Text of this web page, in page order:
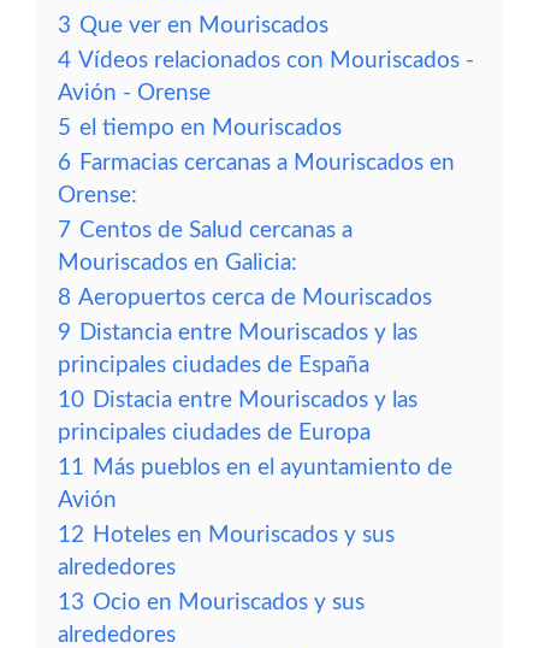
3 Que ver en Mouriscados
4 Vídeos relacionados con Mouriscados -
Avión - Orense
5 el tiempo en Mouriscados
6 Farmacias cercanas a Mouriscados en
Orense:
7 Centos de Salud cercanas a
Mouriscados en Galicia:
8 Aeropuertos cerca de Mouriscados
9 Distancia entre Mouriscados y las
principales ciudades de España
10 Distacia entre Mouriscados y las
principales ciudades de Europa
11 Más pueblos en el ayuntamiento de
Avión
12 Hoteles en Mouriscados y sus
alrededores
13 Ocio en Mouriscados y sus
alrededores